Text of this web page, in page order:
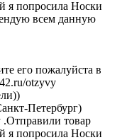
я попросила Носки
всем данную
его пожалуйста в
otzyvy
Петербург)
.Отправили товар
я попросила Носки